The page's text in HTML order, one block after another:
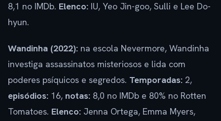
8,1 no IMDb. Elenco: IU, Yeo Jin-goo, Sulli e Lee Do-
hyun.
Wandinha (2022): na escola Nevermore, Wandinha
investiga assassinatos misteriosos e lida com
poderes psíquicos e segredos. Temporadas: 2,
episódios: 16, notas: 8,0 no IMDb e 80% no Rotten
Tomatoes. Elenco: Jenna Ortega, Emma Myers,